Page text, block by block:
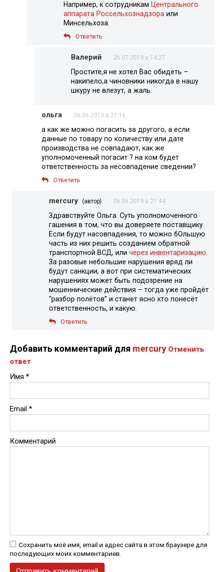
Например, к сотрудникам Центрального
аппарата Россельхознадзора или
Минсельхоза.
Ответить
Валерий 26.07.2019 в 14:27
Простите,я не хотел Вас обидеть –
накипело,а чиновники никогда в нашу
шкуру не влезут, а жаль.
ольга 06.06.2019 в 21:16
а как же можно погасить за другого, а если
данные по товару по количеству или дате
производства не совпадают, как же
уполномоченный погасит ? на ком будет
ответственность за несовпадение сведении?
Ответить
mercury (автор) 06.06.2019 в 21:44
Здравствуйте Ольга. Суть уполномоченного
гашения в том, что вы доверяете поставщику.
Если будут насовпадения, то можно бОльшую
часть из них решить созданием обратной
транспортной ВСД, или через инвентаризацию.
За разовые небольшие нарушения вряд ли
будут санкции, а вот при систематических
нарушениях может быть подозрение на
мошеннические действия – тогда уже пройдёт
“разбор полётов” и станет ясно кто понесёт
ответственность, и какую.
Ответить
Добавить комментарий для mercury Отменить
ответ
Имя *
Email *
Комментарий
Сохранить моё имя, email и адрес сайта в этом браузере для
последующих моих комментариев.